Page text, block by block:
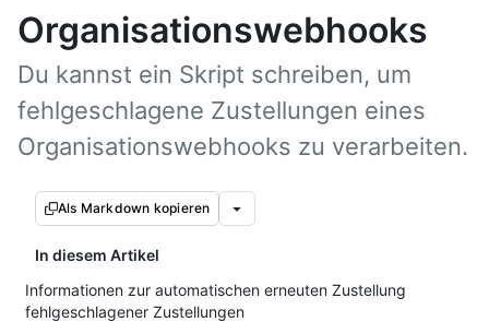
Organisationswebhooks
Du kannst ein Skript schreiben, um
fehlgeschlagene Zustellungen eines
Organisationswebhooks zu verarbeiten.
Als Markdown kopieren
In diesem Artikel
Informationen zur automatischen erneuten Zustellung
fehlgeschlagener Zustellungen